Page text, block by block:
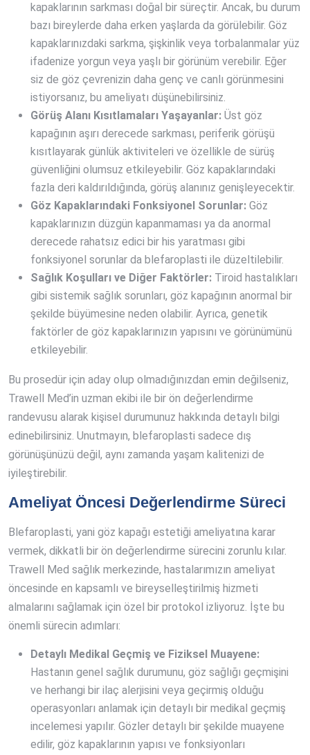
kapaklarının sarkması doğal bir süreçtir. Ancak, bu durum
bazı bireylerde daha erken yaşlarda da görülebilir. Göz
kapaklarınızdaki sarkma, şişkinlik veya torbalanmalar yüz
ifadenize yorgun veya yaşlı bir görünüm verebilir. Eğer
siz de göz çevrenizin daha genç ve canlı görünmesini
istiyorsanız, bu ameliyatı düşünebilirsiniz.
Görüş Alanı Kısıtlamaları Yaşayanlar: Üst göz
kapağının aşırı derecede sarkması, periferik görüşü
kısıtlayarak günlük aktiviteleri ve özellikle de sürüş
güvenliğini olumsuz etkileyebilir. Göz kapaklarındaki
fazla deri kaldırıldığında, görüş alanınız genişleyecektir.
Göz Kapaklarındaki Fonksiyonel Sorunlar: Göz
kapaklarınızın düzgün kapanmaması ya da anormal
derecede rahatsız edici bir his yaratması gibi
fonksiyonel sorunlar da blefaroplasti ile düzeltilebilir.
Sağlık Koşulları ve Diğer Faktörler: Tiroid hastalıkları
gibi sistemik sağlık sorunları, göz kapağının anormal bir
şekilde büyümesine neden olabilir. Ayrıca, genetik
faktörler de göz kapaklarınızın yapısını ve görünümünü
etkileyebilir.
Bu prosedür için aday olup olmadığınızdan emin değilseniz,
Trawell Med’in uzman ekibi ile bir ön değerlendirme
randevusu alarak kişisel durumunuz hakkında detaylı bilgi
edinebilirsiniz. Unutmayın, blefaroplasti sadece dış
görünüşünüzü değil, aynı zamanda yaşam kalitenizi de
iyileştirebilir.
Ameliyat Öncesi Değerlendirme Süreci
Blefaroplasti, yani göz kapağı estetiği ameliyatına karar
vermek, dikkatli bir ön değerlendirme sürecini zorunlu kılar.
Trawell Med sağlık merkezinde, hastalarımızın ameliyat
öncesinde en kapsamlı ve bireyselleştirilmiş hizmeti
almalarını sağlamak için özel bir protokol izliyoruz. İşte bu
önemli sürecin adımları:
Detaylı Medikal Geçmiş ve Fiziksel Muayene:
Hastanın genel sağlık durumunu, göz sağlığı geçmişini
ve herhangi bir ilaç alerjisini veya geçirmiş olduğu
operasyonları anlamak için detaylı bir medikal geçmiş
incelemesi yapılır. Gözler detaylı bir şekilde muayene
edilir, göz kapaklarının yapısı ve fonksiyonları